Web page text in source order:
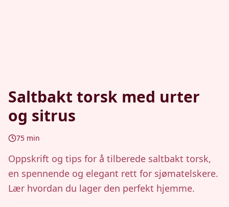
Saltbakt torsk med urter
og sitrus
75 min
Oppskrift og tips for å tilberede saltbakt torsk,
en spennende og elegant rett for sjømatelskere.
Lær hvordan du lager den perfekt hjemme.